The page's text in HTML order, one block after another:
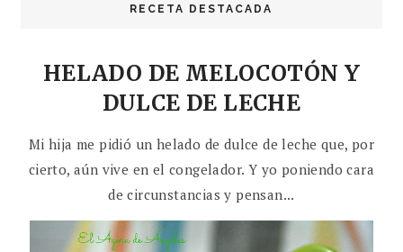
RECETA DESTACADA
HELADO DE MELOCOTÓN Y
DULCE DE LECHE
Mi hija me pidió un helado de dulce de leche que, por
cierto, aún vive en el congelador. Y yo poniendo cara
de circunstancias y pensan...